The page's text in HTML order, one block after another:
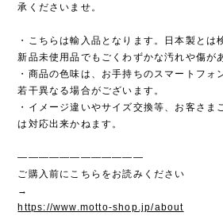
承くださいませ。
・こちらは輸入品となります。日本製とは
新品未使用品でもごくわずかな汚れや傷が
・商品の色味は、お手持ちのスマートフォ
若干異なる場合がございます。
・イメージ違いやサイズ交換等、お客さま
は対応出来かねます。
————————————
ご購入前にこちらをお読みください
→
https://www.motto-shop.jp/about